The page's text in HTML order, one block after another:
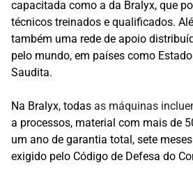
capacitada como a da Bralyx, que
técnicos treinados e qualificados.
também uma rede de apoio
pelo mundo, em países como
Saudita.
Na Bralyx, todas as máquinas
a processos, material com mais de
um ano de garantia total, sete
exigido pelo Código de Defesa do